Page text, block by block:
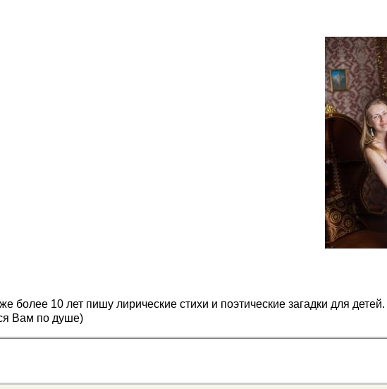
более 10 лет пишу лирические стихи и поэтические загадки для
Вам по душе)